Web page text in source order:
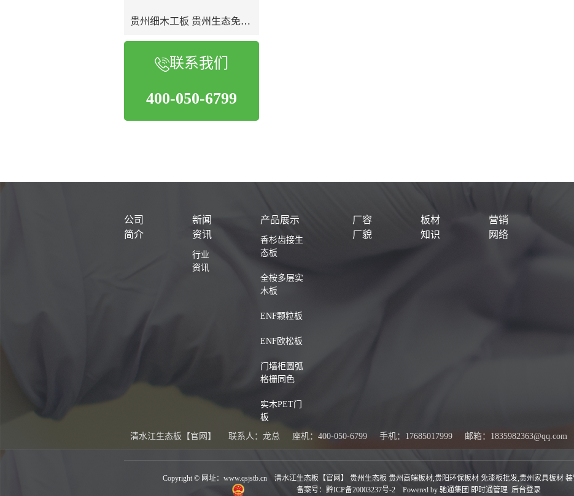
贵州细木工板 贵州生态免漆板
联系我们
400-050-6799
公司
简介
新闻
资讯
行业
资讯
产品展示
香杉齿接生
态板
全桉多层实
木板
ENF颗粒板
ENF欧松板
门墙柜圆弧
格栅同色
实木PET门
板
厂容
厂貌
板材
知识
营销
网络
清水江生态板【官网】 联系人：龙总 座机：400-050-6799 手机：17685017999 邮箱：1835982363@qq.com
Copyright © 网址：www.qsjstb.cn 清水江生态板【官网】 贵州生态板 贵州高端板材,贵阳环保板材 免漆板批发,贵州家具板材
备案号：黔ICP备20003237号-2
Powered by 驰通集团 即时通管理 后台登录